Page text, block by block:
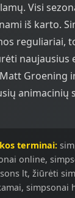
Visi
iš karto.
reguliariai,
naujausius
Groening
animacinių
terminai:
online,
lt, žiūrėti
simpsonai